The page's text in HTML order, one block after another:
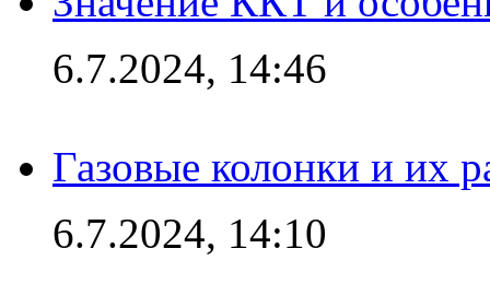
6.7.2024, 14:46
Газовые колонки и их
6.7.2024, 14:10